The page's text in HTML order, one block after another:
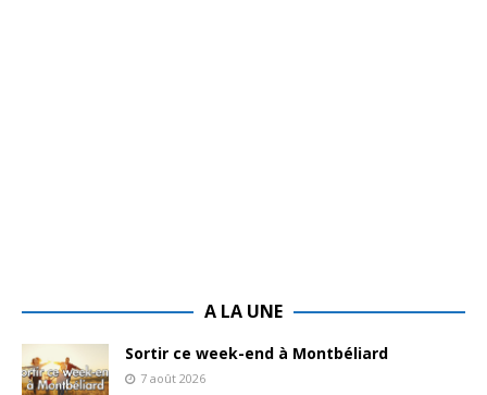
A LA UNE
Sortir ce week-end à Montbéliard
7 août 2026